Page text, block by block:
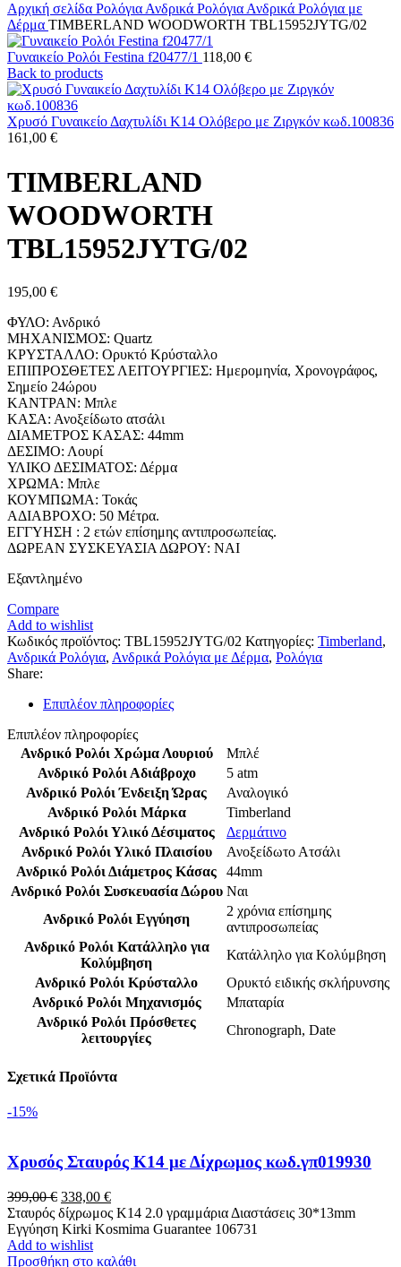
Αρχική σελίδα Ρολόγια Ανδρικά Ρολόγια Ανδρικά Ρολόγια με
Δέρμα TIMBERLAND WOODWORTH TBL15952JYTG/02
Γυναικείο Ρολόι Festina f20477/1 118,00 €
Back to products
Χρυσό Γυναικείο Δαχτυλίδι Κ14 Ολόβερο με Ζιργκόν κωδ.100836
161,00 €
TIMBERLAND
WOODWORTH
TBL15952JYTG/02
195,00 €
ΦΥΛΟ: Ανδρικό
ΜΗΧΑΝΙΣΜΟΣ: Quartz
ΚΡΥΣΤΑΛΛΟ: Ορυκτό Κρύσταλλο
ΕΠΙΠΡΟΣΘΕΤΕΣ ΛΕΙΤΟΥΡΓΙΕΣ: Ημερομηνία, Χρονογράφος,
Σημείο 24ώρου
ΚΑΝΤΡΑΝ: Μπλε
ΚΑΣΑ: Ανοξείδωτο ατσάλι
ΔΙΑΜΕΤΡΟΣ ΚΑΣΑΣ: 44mm
ΔΕΣΙΜΟ: Λουρί
ΥΛΙΚΟ ΔΕΣΙΜΑΤΟΣ: Δέρμα
ΧΡΩΜΑ: Μπλε
ΚΟΥΜΠΩΜΑ: Τοκάς
ΑΔΙΑΒΡΟΧΟ: 50 Μέτρα.
ΕΓΓΥΗΣΗ : 2 ετών επίσημης αντιπροσωπείας.
ΔΩΡΕΑΝ ΣΥΣΚΕΥΑΣΙΑ ΔΩΡΟΥ: NAI
Εξαντλημένο
Compare
Add to wishlist
Κωδικός προϊόντος: TBL15952JYTG/02 Κατηγορίες: Timberland,
Ανδρικά Ρολόγια, Ανδρικά Ρολόγια με Δέρμα, Ρολόγια
Share:
Επιπλέον πληροφορίες
Επιπλέον πληροφορίες
Ανδρικό Ρολόι Χρώμα Λουριού
Μπλέ
Ανδρικό Ρολόι Αδιάβροχο
5 atm
Ανδρικό Ρολόι Ένδειξη Ώρας
Αναλογικό
Ανδρικό Ρολόι Μάρκα
Timberland
Ανδρικό Ρολόι Υλικό Δέσιματος
Δερμάτινο
Ανδρικό Ρολόι Υλικό Πλαισίου
Ανοξείδωτο Ατσάλι
Ανδρικό Ρολόι Διάμετρος Κάσας
44mm
Ανδρικό Ρολόι Συσκευασία Δώρου Ναι
Ανδρικό Ρολόι Εγγύηση
2 χρόνια επίσημης
αντιπροσωπείας
Ανδρικό Ρολόι Κατάλληλο για
Κολύμβηση
Κατάλληλο για Κολύμβηση
Ανδρικό Ρολόι Κρύσταλλο
Ορυκτό ειδικής σκλήρυνσης
Ανδρικό Ρολόι Μηχανισμός
Μπαταρία
Ανδρικό Ρολόι Πρόσθετες
λειτουργίες
Chronograph, Date
Σχετικά Προϊόντα
-15%
Χρυσός Σταυρός Κ14 με Δίχρωμος κωδ.γπ019930
399,00€ Original
price
was:
399,00 €.
338,00 €Η
τρέχουσα
τιμή
338,00 €.
Σταυρός δίχρωμος Κ14 2.0 γραμμάρια Διαστάσεις 30*13mm
Εγγύηση Kirki Kosmima Guarantee 106731
Add to wishlist
Προσθήκη στο καλάθι